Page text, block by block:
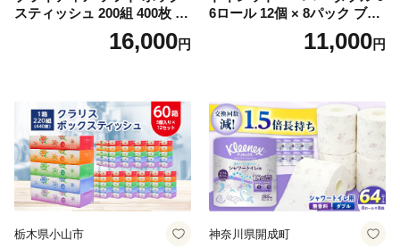
スティッシュ 200組 400枚 60
箱 日本製 まとめ買い ティッ
シュ リサイクル 長持 防災 常
倶知安町 日用品
16,000円
6ロール 12個 × 8パック ブラ
ンカ 再生紙 100％ 芯あり 日
用品 消耗品 無香料 生活用品
11,000円
栃木県小山市 神奈川県開成町